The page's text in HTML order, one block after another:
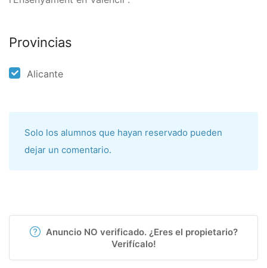
Provincias
Alicante
Solo los alumnos que hayan reservado pueden
dejar un comentario.
Anuncio NO verificado. ¿Eres el propietario?
Verifícalo!